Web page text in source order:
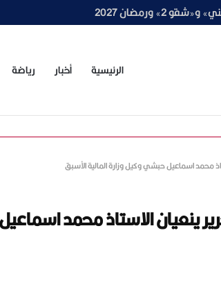
الرئيسية أخبار رياضة
محمد اسماعيل حبشي وكيل وزارة المالية الأسبق
ينعيان الاستاذ محمد